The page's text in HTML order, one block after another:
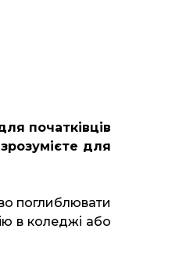
початківців
для
поглиблювати
в коледжі або